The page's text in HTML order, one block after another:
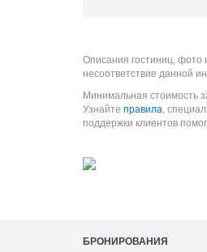
Описания гостиниц, фото
несоответствие данной
Минимальная стоимость
Узнайте правила,
поддержки клиентов
БРОНИРОВАНИЯ